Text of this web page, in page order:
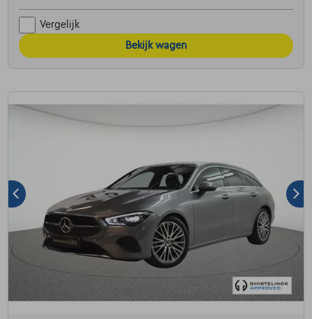
Vergelijk
Bekijk wagen